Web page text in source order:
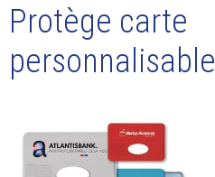
Protège carte
personnalisable